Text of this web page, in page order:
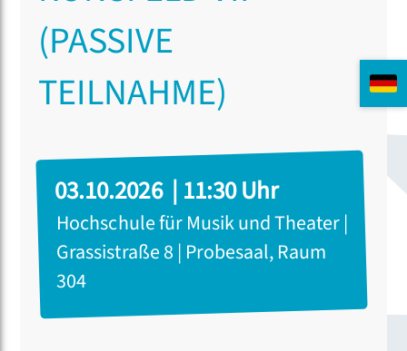
(PASSIVE
TEILNAHME)
03.10.2026 | 11:30 Uhr
Hochschule für Musik und Theater |
Grassistraße 8 | Probesaal, Raum
304